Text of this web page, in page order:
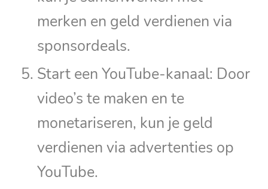
merken en geld verdienen via
sponsordeals.
Start een YouTube-kanaal: Door
video’s te maken en te
monetariseren, kun je geld
verdienen via advertenties op
YouTube.